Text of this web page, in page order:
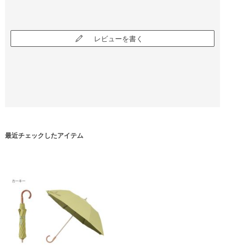
レビューを書く
最近チェックしたアイテム